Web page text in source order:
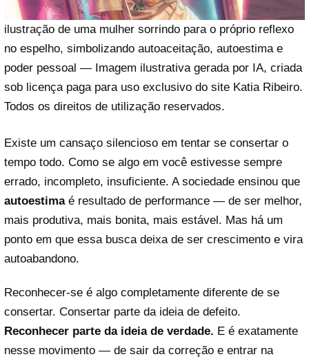
ilustração de uma mulher sorrindo para o próprio reflexo
no espelho, simbolizando autoaceitação, autoestima e
poder pessoal — Imagem ilustrativa gerada por IA, criada
sob licença paga para uso exclusivo do site Katia Ribeiro.
Todos os direitos de utilização reservados.
Existe um cansaço silencioso em tentar se consertar o
tempo todo. Como se algo em você estivesse sempre
errado, incompleto, insuficiente. A sociedade ensinou que
autoestima é resultado de performance — de ser melhor,
mais produtiva, mais bonita, mais estável. Mas há um
ponto em que essa busca deixa de ser crescimento e vira
autoabandono.
Reconhecer-se é algo completamente diferente de se
consertar. Consertar parte da ideia de defeito.
Reconhecer parte da ideia de verdade. E é exatamente
nesse movimento — de sair da correção e entrar na